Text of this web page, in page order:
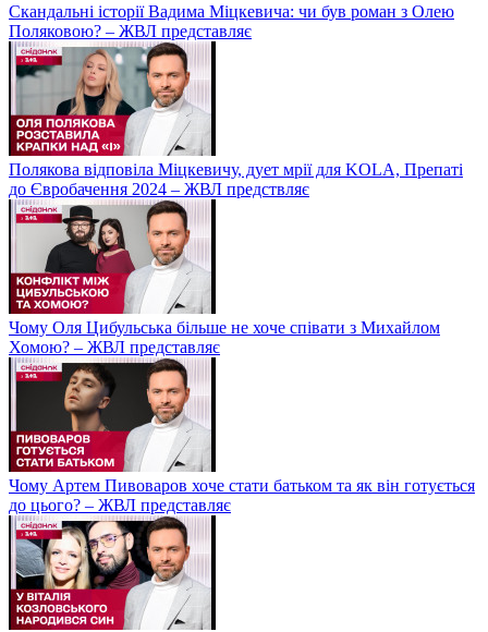
Скандальні історії Вадима Міцкевича: чи був роман з Олею
Поляковою? – ЖВЛ представляє
Полякова відповіла Міцкевичу, дует мрії для KOLA, Препаті
до Євробачення 2024 – ЖВЛ предствляє
Чому Оля Цибульська більше не хоче співати з Михайлом
Хомою? – ЖВЛ представляє
Чому Артем Пивоваров хоче стати батьком та як він готується
до цього? – ЖВЛ представляє